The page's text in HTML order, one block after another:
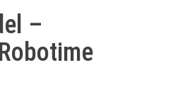
–
Kč.